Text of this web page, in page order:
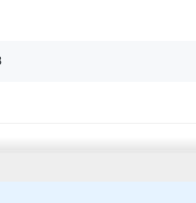
docker run --restart=always --name srs -d -it --network=host registry.cn-hangzhou.aliyuncs.com/ossrs/srs:3